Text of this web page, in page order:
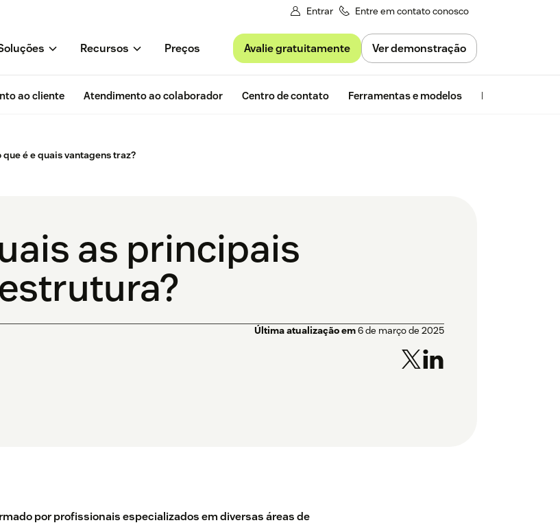
Entrar Entre em contato conosco
Recursos Preços Avalie gratuitamente Ver demonstração
ao cliente Atendimento ao colaborador Centro de contato Ferramentas e modelos Insights da
que é e quais vantagens traz?
as principais
Última atualização em6 de março de 2025
por profissionais especializados em diversas áreas de